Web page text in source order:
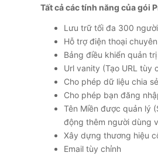
Tất cả các tính năng của gói
Lưu trữ tối đa 300
Hỗ trợ điện thoại
Bảng điều khiển quản
Url vanity (Tạo URL tùy
Cho phép dữ liệu chia
Cho phép bạn đăng
Tên Miền được quản lý
động thêm người dùng
Xây dựng thương hiệu
Email tùy chỉnh